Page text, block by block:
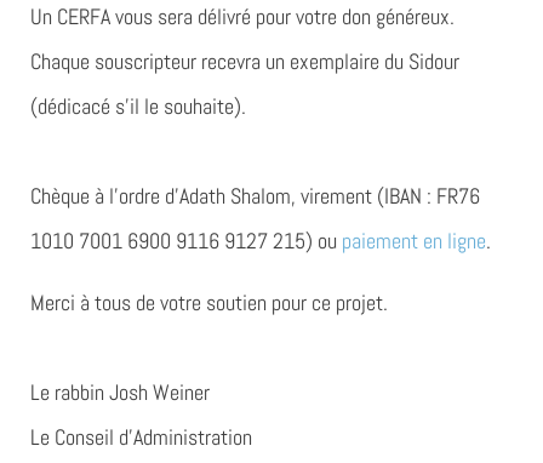
Un CERFA vous sera délivré pour votre don généreux.
Chaque souscripteur recevra un exemplaire du Sidour
(dédicacé s’il le souhaite).
Chèque à l’ordre d’Adath Shalom, virement (IBAN : FR76
1010 7001 6900 9116 9127 215) ou paiement en ligne.
Merci à tous de votre soutien pour ce projet.
Le rabbin Josh Weiner
Le Conseil d’Administration